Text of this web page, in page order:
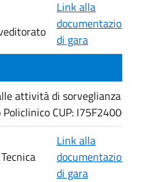
Link alla
documentazione
di gara
attività di sorveglianza e
CUP:
Link alla
documentazione
di gara